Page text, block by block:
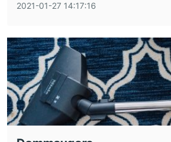
2021-01-27 14:17:16